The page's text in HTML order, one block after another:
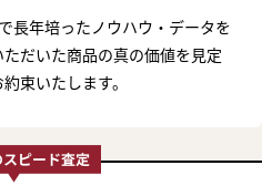
長年培ったノウハウ・データを
だいた商品の真の価値を見定
束いたします。